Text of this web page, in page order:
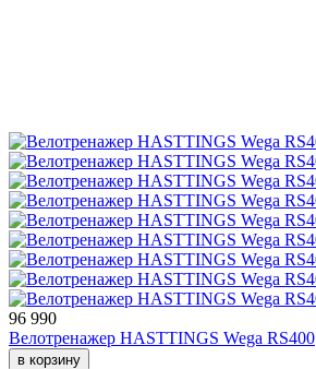
96 990
Велотренажер HASTTINGS Wega RS400
в корзину